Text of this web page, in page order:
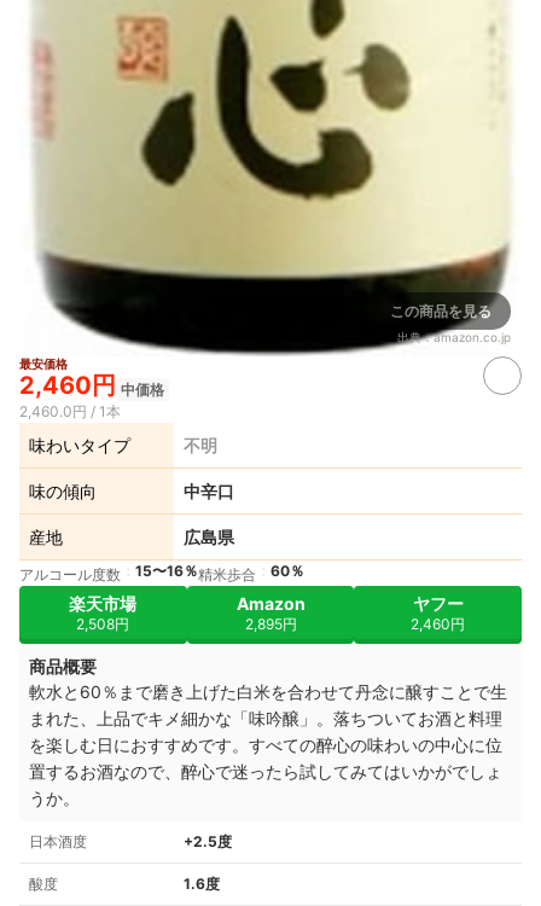
この商品を見る
出典：amazon.co.jp
最安価格
2,460円 中価格
2,460.0円 / 1本
味わいタイプ 不明
味の傾向 中辛口
産地 広島県
アルコール度数 15〜16％精米歩合 60％
楽天市場
2,508円
Amazon
2,895円
ヤフー
2,460円
商品概要
軟水と60％まで磨き上げた白米を合わせて丹念に醸すことで生
まれた、上品でキメ細かな「味吟醸」。落ちついてお酒と料理
を楽しむ日におすすめです。すべての醉心の味わいの中心に位
置するお酒なので、醉心で迷ったら試してみてはいかがでしょ
うか。
日本酒度 +2.5度
酸度 1.6度